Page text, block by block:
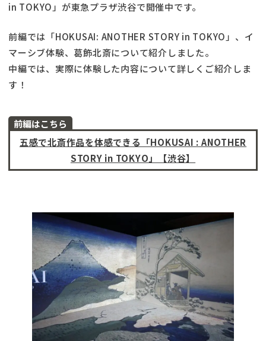
in TOKYO」が東急プラザ渋谷で開催中です。
前編では「HOKUSAI: ANOTHER STORY in TOKYO」、イ
マーシブ体験、葛飾北斎について紹介しました。
中編では、実際に体験した内容について詳しくご紹介しま
す！
前編はこちら
五感で北斎作品を体感できる「HOKUSAI : ANOTHER
STORY in TOKYO」【渋谷】